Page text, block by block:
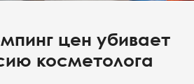
цен убивает
косметолога